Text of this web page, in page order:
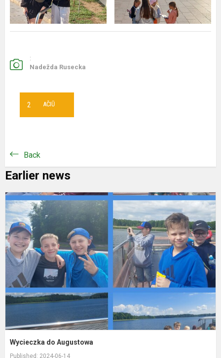
:
Nadežda Rusecka
AČIŪ
2
Back
Earlier news
Wycieczka do Augustowa
Published: 2024-06-14